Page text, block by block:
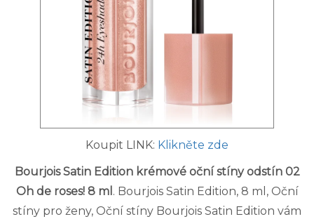
Koupit LINK: Klikněte zde
Bourjois Satin Edition krémové oční stíny odstín 02
Oh de roses! 8 ml . Bourjois Satin Edition, 8 ml, Oční
stíny pro ženy, Oční stíny Bourjois Satin Edition vám